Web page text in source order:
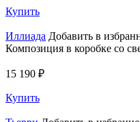
Купить
Иллиада Добавить в
Композиция в коробке со
15 190 ₽
Купить